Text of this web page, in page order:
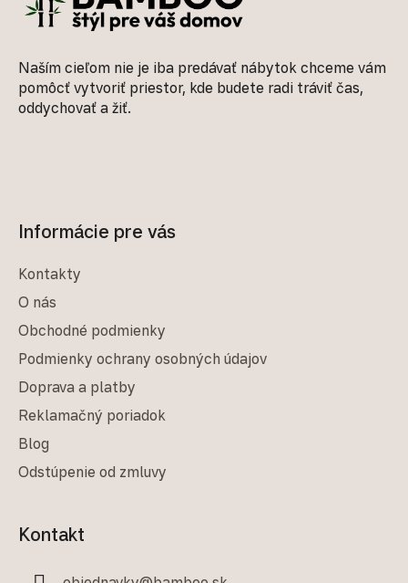
Naším cieľom nie je iba predávať nábytok chceme vám
pomôcť vytvoriť priestor, kde budete radi tráviť čas,
oddychovať a žiť.
Informácie pre vás
Kontakty
O nás
Obchodné podmienky
Podmienky ochrany osobných údajov
Doprava a platby
Reklamačný poriadok
Blog
Odstúpenie od zmluvy
Kontakt